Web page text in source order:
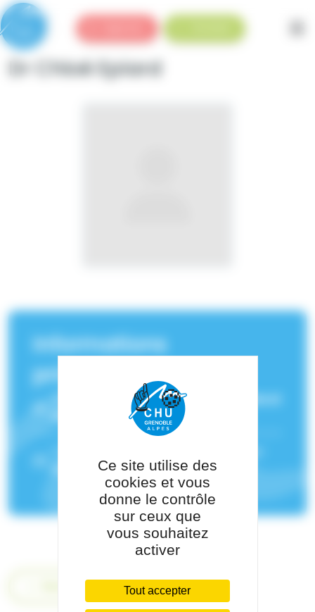
Dr Chloé Epiard
Informations
principales
Service(s) de rattachement :
réanimation néonatale - Grenoble
Génétique
Panneau de gestion des cookies
Ce site utilise des
cookies et vous
donne le contrôle
sur ceux que
vous souhaitez
activer
Tout accepter